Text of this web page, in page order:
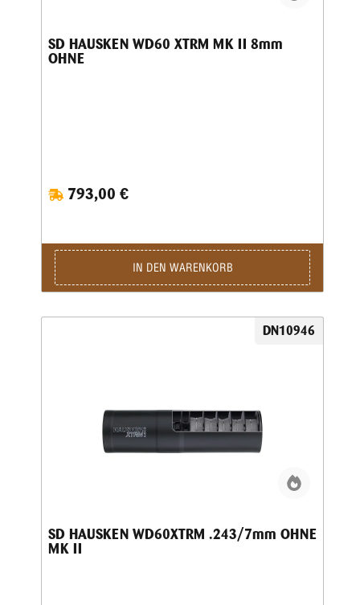
SD HAUSKEN WD60 XTRM MK II 8mm
OHNE
793,00 €
IN DEN WARENKORB
DN10946
SD HAUSKEN WD60XTRM .243/7mm OHNE
MK II